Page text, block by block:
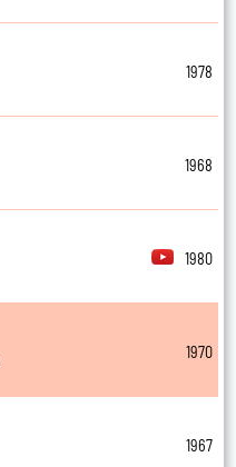
1978
1968
1980
1970
1967